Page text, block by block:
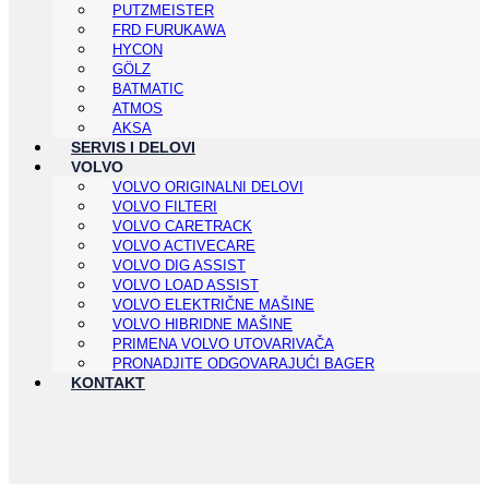
PUTZMEISTER
FRD FURUKAWA
HYCON
GÖLZ
BATMATIC
ATMOS
AKSA
SERVIS I DELOVI
VOLVO
VOLVO ORIGINALNI DELOVI
VOLVO FILTERI
VOLVO CARETRACK
VOLVO ACTIVECARE
VOLVO DIG ASSIST
VOLVO LOAD ASSIST
VOLVO ELEKTRIČNE MAŠINE
VOLVO HIBRIDNE MAŠINE
PRIMENA VOLVO UTOVARIVAČA
PRONADJITE ODGOVARAJUĆI BAGER
KONTAKT